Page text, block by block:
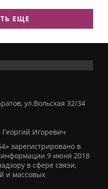
ЕЩЕ
ул.Вольская 32/34
Игоревич
зарегистрировано в
информации 9 июня 2018
в сфере связи,
и массовых